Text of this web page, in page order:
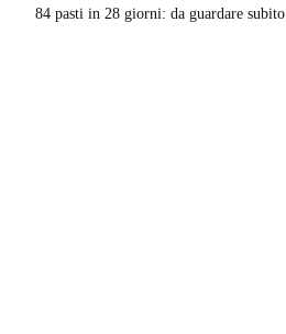
84 pasti in 28 giorni: da guardare subito